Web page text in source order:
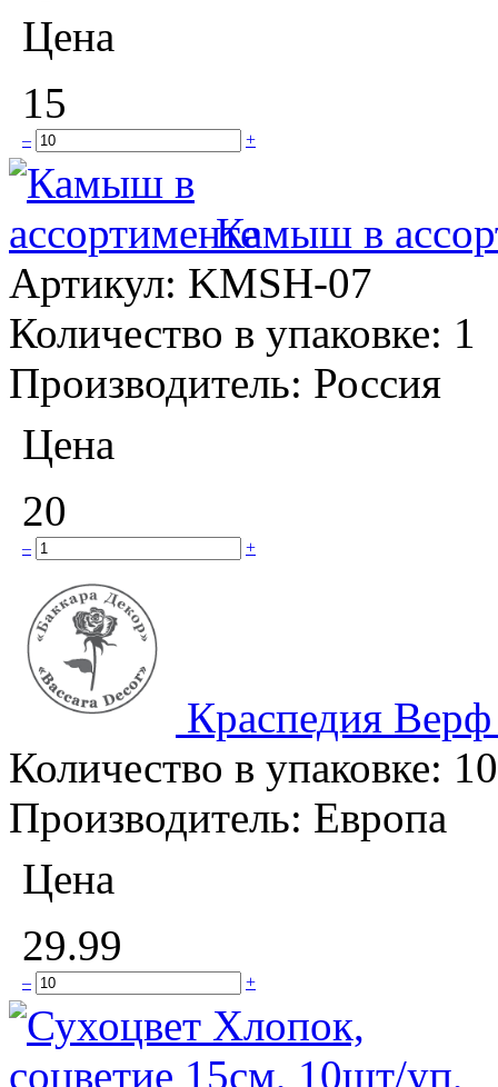
Цена
15
– +
Камыш в
Артикул: KMSH-07
Количество в упаковке: 1
Производитель: Россия
Цена
20
– +
Краспедия
Количество в упаковке: 10
Производитель: Европа
Цена
29.99
– +